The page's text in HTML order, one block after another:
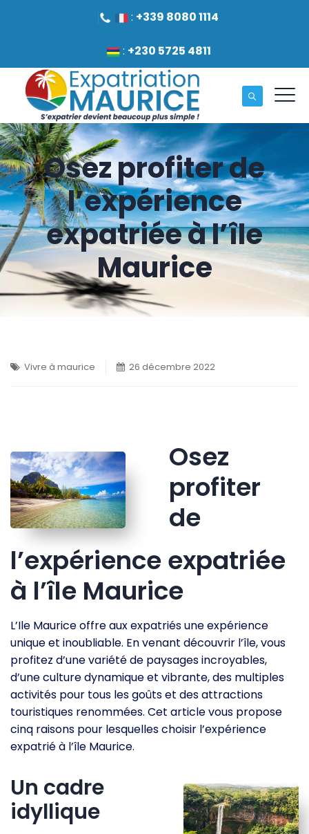
: +339 8080 1114
: +230 5725 4811
Osez profiter de
l’expérience
expatriée à l’île
Maurice
Vivre à maurice 26 décembre 2022
Osez
profiter
de
l’expérience expatriée
à l’île Maurice
L’Ile Maurice offre aux expatriés une expérience
unique et inoubliable. En venant découvrir l’île, vous
profitez d’une variété de paysages incroyables,
d’une culture dynamique et vibrante, des multiples
activités pour tous les goûts et des attractions
touristiques renommées. Cet article vous propose
cinq raisons pour lesquelles choisir l’expérience
expatrié à l’île Maurice.
Un cadre
idyllique